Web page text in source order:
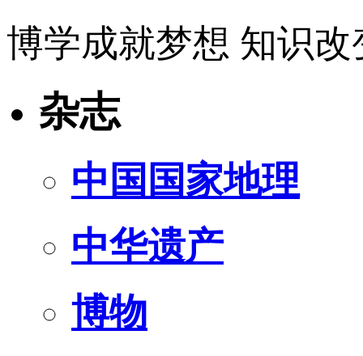
博学成就梦想 知识改
杂志
中国国家地理
中华遗产
博物